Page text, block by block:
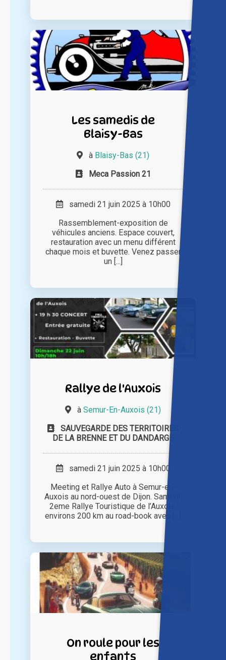
Les samedis de
Blaisy-Bas
à Blaisy-Bas (21)
Meca Passion 21
samedi 21 juin 2025 à 10h00
Rassemblement-exposition de
véhicules anciens. Espace couvert,
restauration avec un menu différent
chaque mois et buvette. Venez passer
un [...]
Rallye de l'Auxois
à Semur-En-Auxois (21)
SAUVEGARDE DES TERRITOIRES
DE LA BRENNE ET DU DANDARGE
samedi 21 juin 2025 à 10h00
Meeting et Rallye Auto à Semur-en-
Auxois au nord-ouest de Dijon. Samedi,
2eme Rallye Touristique de l’Auxois,
environs 200 km au road-book avec [...]
On roule pour les
enfants